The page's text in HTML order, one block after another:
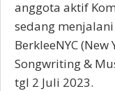
anggota aktif
sedang
BerkleeNYC
Songwriting &
tgl 2 Juli 2023.